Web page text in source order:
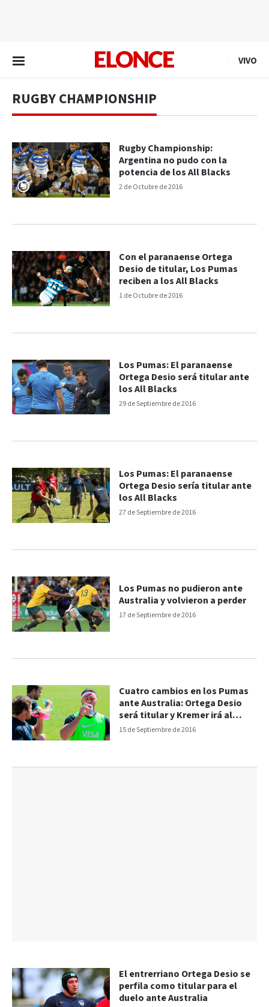
VIVO
RUGBY CHAMPIONSHIP
2 de Octubre de 2016
Rugby Championship:
Argentina no pudo con la
potencia de los All Blacks
1 de Octubre de 2016
Con el paranaense Ortega
Desio de titular, Los Pumas
reciben a los All Blacks
29 de Septiembre de 2016
Los Pumas: El paranaense
Ortega Desio será titular ante
los All Blacks
27 de Septiembre de 2016
Los Pumas: El paranaense
Ortega Desio sería titular ante
los All Blacks
17 de Septiembre de 2016
Los Pumas no pudieron ante
Australia y volvieron a perder
15 de Septiembre de 2016
Cuatro cambios en los Pumas
ante Australia: Ortega Desio
será titular y Kremer irá al
banco
El entrerriano Ortega Desio se
perfila como titular para el
duelo ante Australia